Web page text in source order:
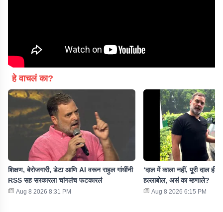
हे वाचलं का?
शिक्षण, बेरोजगारी, डेटा आणि AI वरून राहुल गांधींनी
RSS सह सरकारला चांगलंच फटकारलं
Aug 8 2026 8:31 PM
‘दाल में काला नहीं, पूरी दाल
हल्लाबोल, असं का म्हणाले?
Aug 8 2026 6:15 PM